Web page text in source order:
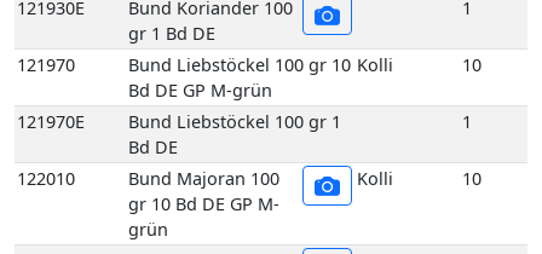
Bd DE
122010
Bund Majoran 100
gr 10 Bd DE GP M-
grün
Kolli 10
122010E
Bund Majoran 100
gr 1 Bd DE
1
122070
Bund Minze 100 gr
10 Bd DE GP M-
grün
Kolli 10